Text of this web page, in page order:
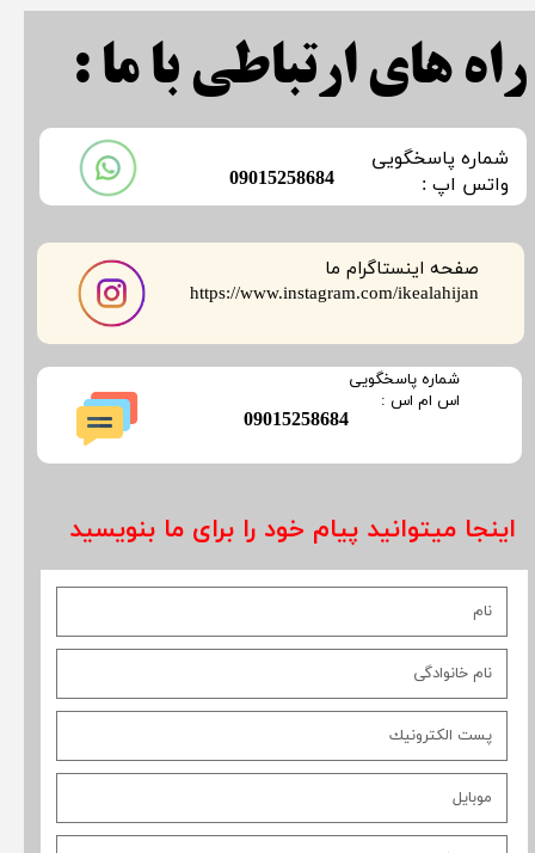
صفحه اینستاگرام ما
​​​​​​​https://www.instagram.com/ikealahijan
​شماره پاسخگویی
​​​​​واتس اپ :
​09015258684
اینجا میتوانید پیام خود را برای ما بنویسید
راه های ارتباطی با ما :
​09015258684
​شماره پاسخگویی
​​​​​اس ام اس :